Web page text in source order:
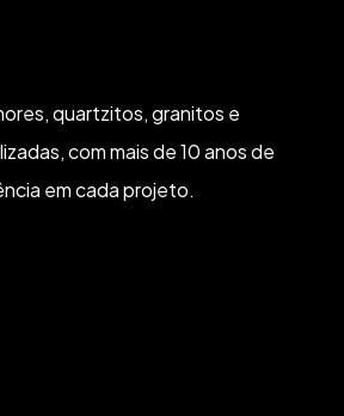
quartzitos, granitos e
com mais de 10 anos de
em cada projeto.